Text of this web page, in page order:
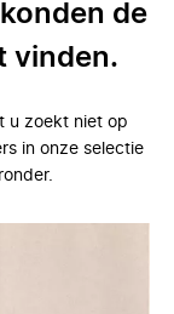
de
vinden.
u zoekt niet op
in onze selectie